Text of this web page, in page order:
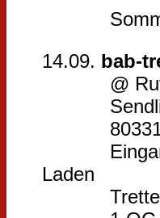
14.09. bab-
@
80331
Eingang
Laden